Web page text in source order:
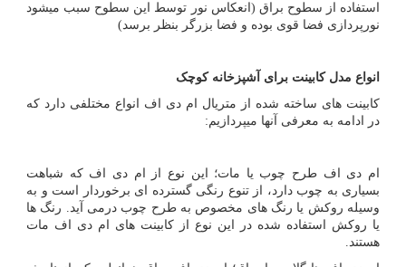
استفاده از سطوح براق (انعکاس نور توسط این سطوح سبب میشود
نورپردازی فضا قوی بوده و فضا بزرگر بنظر برسد)
انواع مدل کابینت برای آشپزخانه کوچک
کابینت های ساخته شده از متریال ام دی اف انواع مختلفی دارد که
در ادامه به معرفی آنها میپردازیم:
ام دی اف طرح چوب یا مات؛ این نوع از ام دی اف که شباهت
بسیاری به چوب دارد، از تنوع رنگی گسترده ­ای برخوردار است و به
وسیله روکش یا رنگ­ های مخصوص به طرح چوب درمی­ آید. رنگ ­ها
یا روکش استفاده شده در این نوع از کابینت ­های ام دی اف مات
هستند.